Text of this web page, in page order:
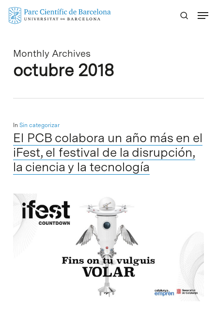
Skip
Monthly Archives
octubre 2018
In Sin categorizar
El PCB colabora un año más en el
iFest, el festival de la disrupción,
la ciencia y la tecnología